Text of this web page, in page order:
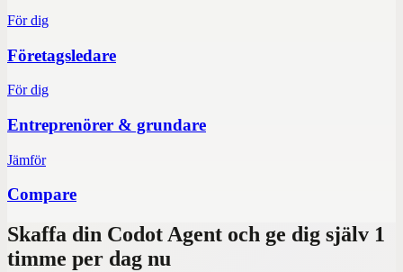
För dig
Företagsledare
För dig
Entreprenörer & grundare
Jämför
Compare
Skaffa din Codot Agent och ge dig själv 1
timme per dag nu